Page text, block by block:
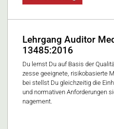
Lehrgang Auditor
13485:2016
Du lernst Du auf Ba­sis der
zes­se ge­eig­ne­te, ri­si­ko­ba­sier­te
bei stellst Du gleich­zei­tig die
und nor­ma­ti­ven An­for­de­run­gen
nage­ment.